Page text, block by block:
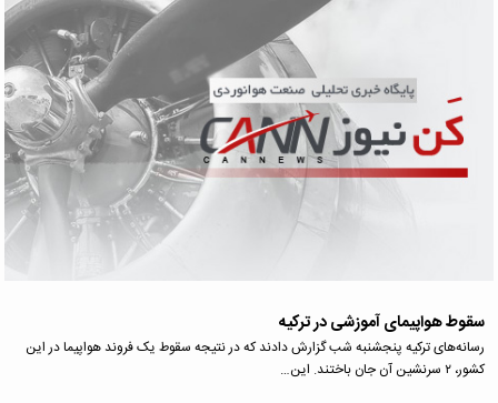
سقوط هواپیمای آموزشی در ترکیه
رسانه‌های ترکیه پنجشنبه شب گزارش دادند که در نتیجه سقوط یک فروند هواپیما در این
کشور، ۲ سرنشین آن جان باختند. این…